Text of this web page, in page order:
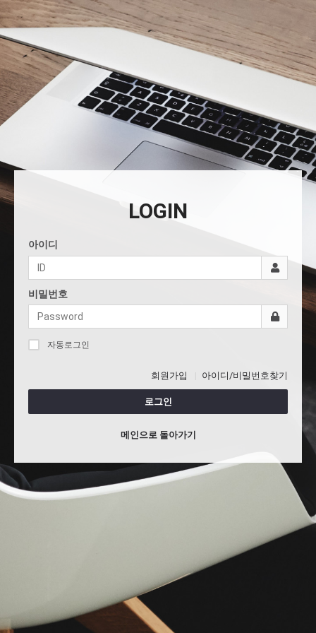
LOGIN
아이디
비밀번호
자동로그인
회원가입 아이디/비밀번호찾기
로그인
메인으로 돌아가기